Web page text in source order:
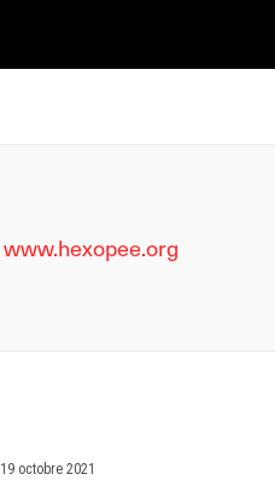
www.hexopee.org
19 octobre 2021